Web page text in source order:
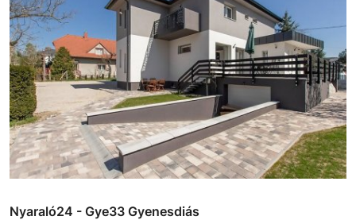
Nyaraló24 - Gye33 Gyenesdiás